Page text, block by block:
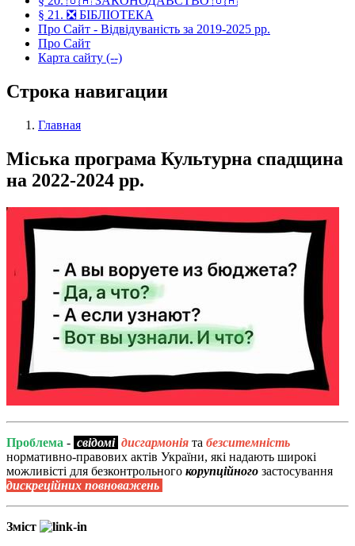
§ 21. ❎ БІБЛІОТЕКА
Про Сайт - Відвідуваність за 2019-2025 рр.
Про Сайт
Карта сайту (--)
Строка навигации
Главная
Міська програма Культурна спадщина
на 2022-2024 рр.
Проблема - свідомі дисгармонія та безситемність
нормативно-правових актів України, які надають широкі
можливісті для безконтрольного корупційного застосування
дискреційних повноважень
Зміст